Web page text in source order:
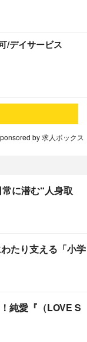
/デイサービス
by 求人ボックス
に潜む“人身取
たり支える「小学
純愛『（LOVE S